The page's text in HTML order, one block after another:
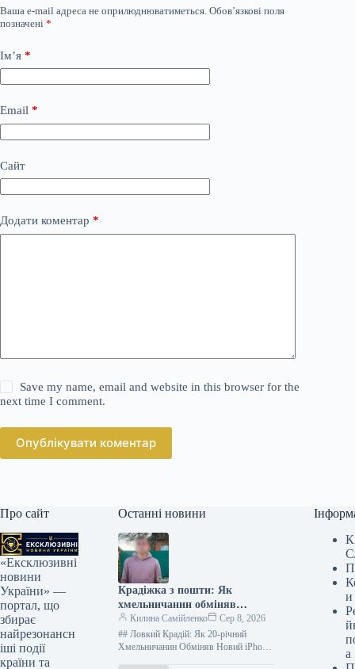
Ваша e-mail адреса не оприлюднюватиметься. Обов’язкові поля
позначені *
Ім’я *
Email *
Сайт
Додати коментар *
Save my name, email and website in this browser for the
next time I comment.
Опублікувати коментар
Про сайт
«Ексклюзивні
новини
України» —
портал, що
збирає
найрезонансн
іші події
країни та
Останні новини
Крадіжка з пошти: Як
хмельничанин обміняв
смартфон на швидкі гроші в
ломбарді
Килина Самійленко
Сер 8, 2026
## Ловкий Крадій: Як 20-річний
Хмельничанин Обміняв Новий iPhone
и
а